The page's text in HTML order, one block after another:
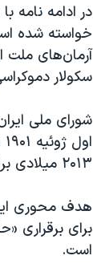
در ادامه نامه
خواسته شده
آرمان‌های ملت
سکولار
شورای ملی
۲۰۱۳ میلادی برابر با ۷ اردیبهشت ۱۳۹۲ خورشیدی تأسیس شد.
برای برقراری
است.